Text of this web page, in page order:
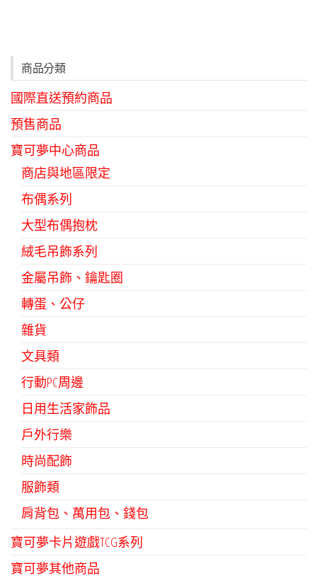
商品分類
國際直送預約商品
預售商品
寶可夢中心商品
商店與地區限定
布偶系列
大型布偶抱枕
絨毛吊飾系列
金屬吊飾、鑰匙圈
轉蛋、公仔
雜貨
文具類
行動PC周邊
日用生活家飾品
戶外行樂
時尚配飾
服飾類
肩背包、萬用包、錢包
寶可夢卡片遊戲TCG系列
寶可夢其他商品